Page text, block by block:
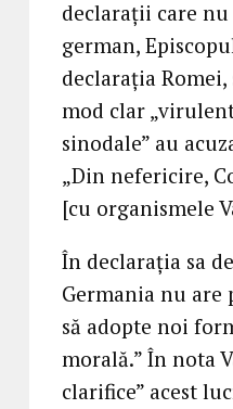
declarații care
german,
declarația
mod clar
sinodale” au
„Din nefericire,
[cu organismele
În declarația sa
Germania nu are
să adopte noi
morală.” În nota
clarifice” acest